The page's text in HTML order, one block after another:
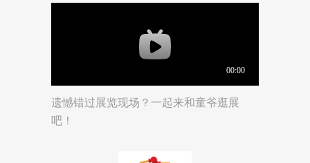
遗憾错过展览现场？一起来和童爷逛展
吧！